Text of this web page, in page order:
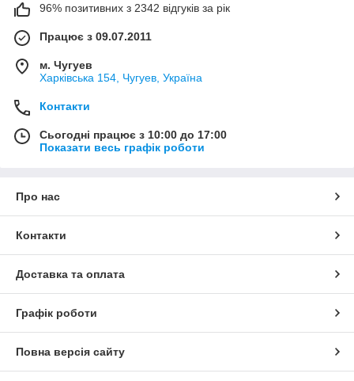
96% позитивних з 2342 відгуків за рік
Працює з 09.07.2011
м. Чугуев
Харківська 154, Чугуев, Україна
Контакти
Сьогодні працює з 10:00 до 17:00
Показати весь графік роботи
Про нас
Контакти
Доставка та оплата
Графік роботи
Повна версія сайту